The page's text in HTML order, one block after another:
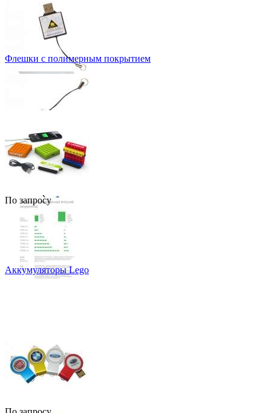
Флешки с полимерным покрытием
По запросу
Аккумуляторы Lego